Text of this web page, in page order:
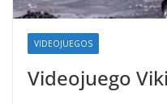
VIDEOJUEGOS
Videojuego